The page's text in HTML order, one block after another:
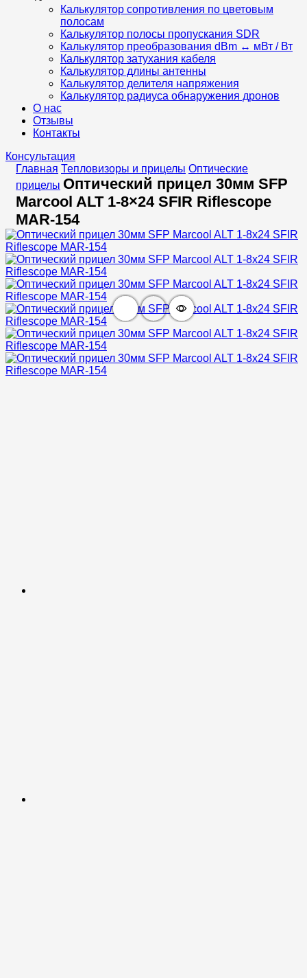
Калькулятор сопротивления по цветовым
полосам
Калькулятор полосы пропускания SDR
Калькулятор преобразования dBm ↔ мВт / Вт
Калькулятор затухания кабеля
Калькулятор длины антенны
Калькулятор делителя напряжения
Калькулятор радиуса обнаружения дронов
О нас
Отзывы
Контакты
Консультация
Главная Тепловизоры и прицелы Оптические
прицелы Оптический прицел 30мм SFP
Marcool ALT 1-8×24 SFIR Riflescope
MAR-154